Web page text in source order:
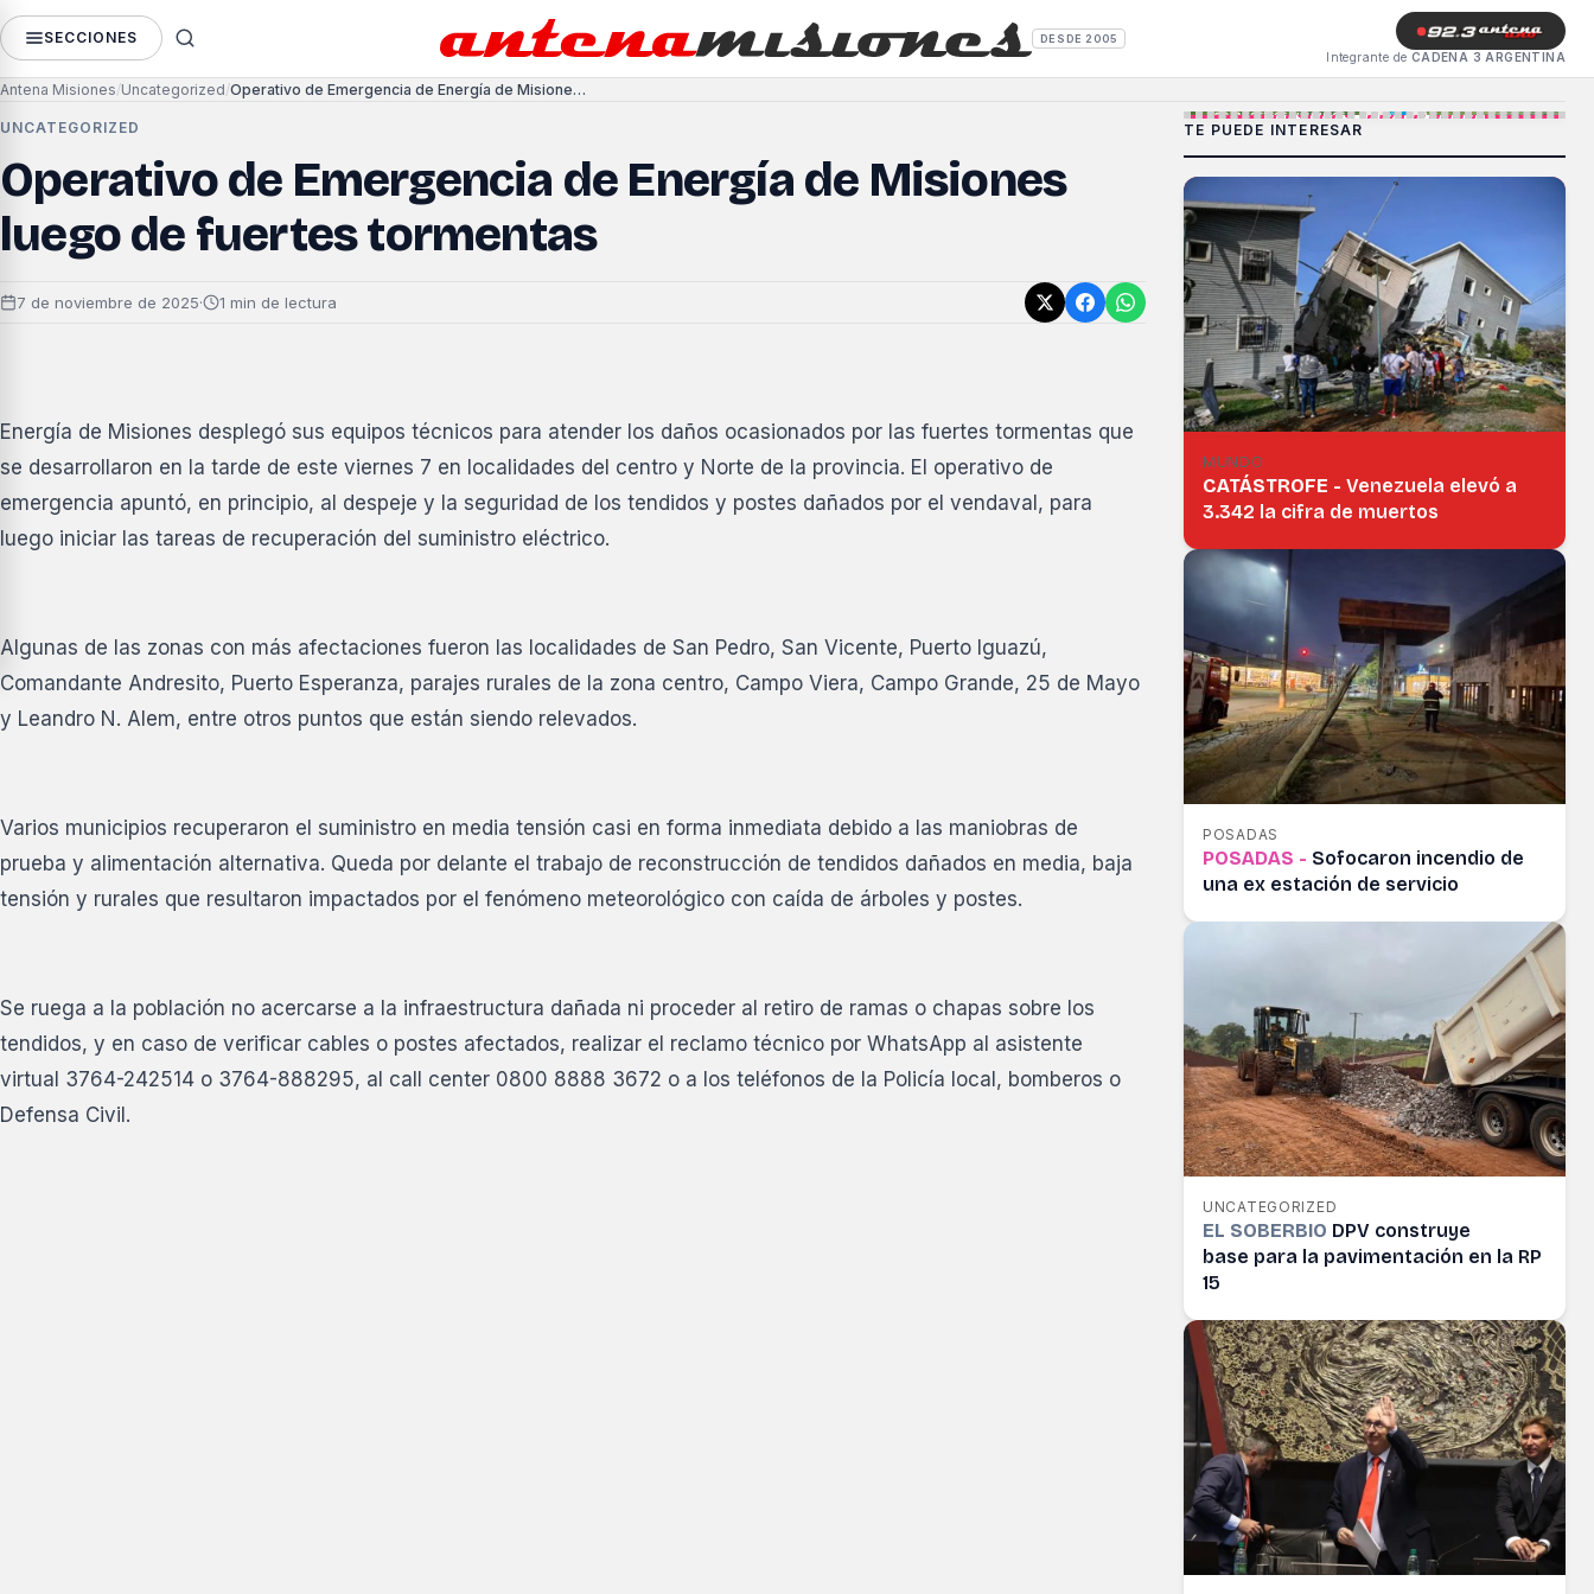
SECCIONES DESDE 2005
Integrante de CADENA 3 ARGENTINA
Antena Misiones Uncategorized Operativo de Emergencia de Energía de Misiones luego de fuertes tormentas
UNCATEGORIZED
Operativo de Emergencia de Energía de Misiones
luego de fuertes tormentas
7 de noviembre de 2025· 1 min de lectura
Energía de Misiones desplegó sus equipos técnicos para atender los daños ocasionados por las fuertes tormentas que
se desarrollaron en la tarde de este viernes 7 en localidades del centro y Norte de la provincia. El operativo de
emergencia apuntó, en principio, al despeje y la seguridad de los tendidos y postes dañados por el vendaval, para
luego iniciar las tareas de recuperación del suministro eléctrico.
Algunas de las zonas con más afectaciones fueron las localidades de San Pedro, San Vicente, Puerto Iguazú,
Comandante Andresito, Puerto Esperanza, parajes rurales de la zona centro, Campo Viera, Campo Grande, 25 de Mayo
y Leandro N. Alem, entre otros puntos que están siendo relevados.
Varios municipios recuperaron el suministro en media tensión casi en forma inmediata debido a las maniobras de
prueba y alimentación alternativa. Queda por delante el trabajo de reconstrucción de tendidos dañados en media, baja
tensión y rurales que resultaron impactados por el fenómeno meteorológico con caída de árboles y postes.
Se ruega a la población no acercarse a la infraestructura dañada ni proceder al retiro de ramas o chapas sobre los
tendidos, y en caso de verificar cables o postes afectados, realizar el reclamo técnico por WhatsApp al asistente
virtual 3764-242514 o 3764-888295, al call center 0800 8888 3672 o a los teléfonos de la Policía local, bomberos o
Defensa Civil.
TE PUEDE INTERESAR
MUNDO
CATÁSTROFE - Venezuela elevó a
3.342 la cifra de muertos
POSADAS
POSADAS - Sofocaron incendio de
una ex estación de servicio
UNCATEGORIZED
EL SOBERBIO DPV construye
base para la pavimentación en la RP
15